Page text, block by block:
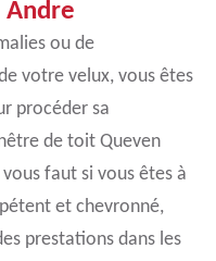
Andre
ou de
votre velux, vous êtes
procéder sa
de toit Queven
faut si vous êtes à
et chevronné,
prestations dans les